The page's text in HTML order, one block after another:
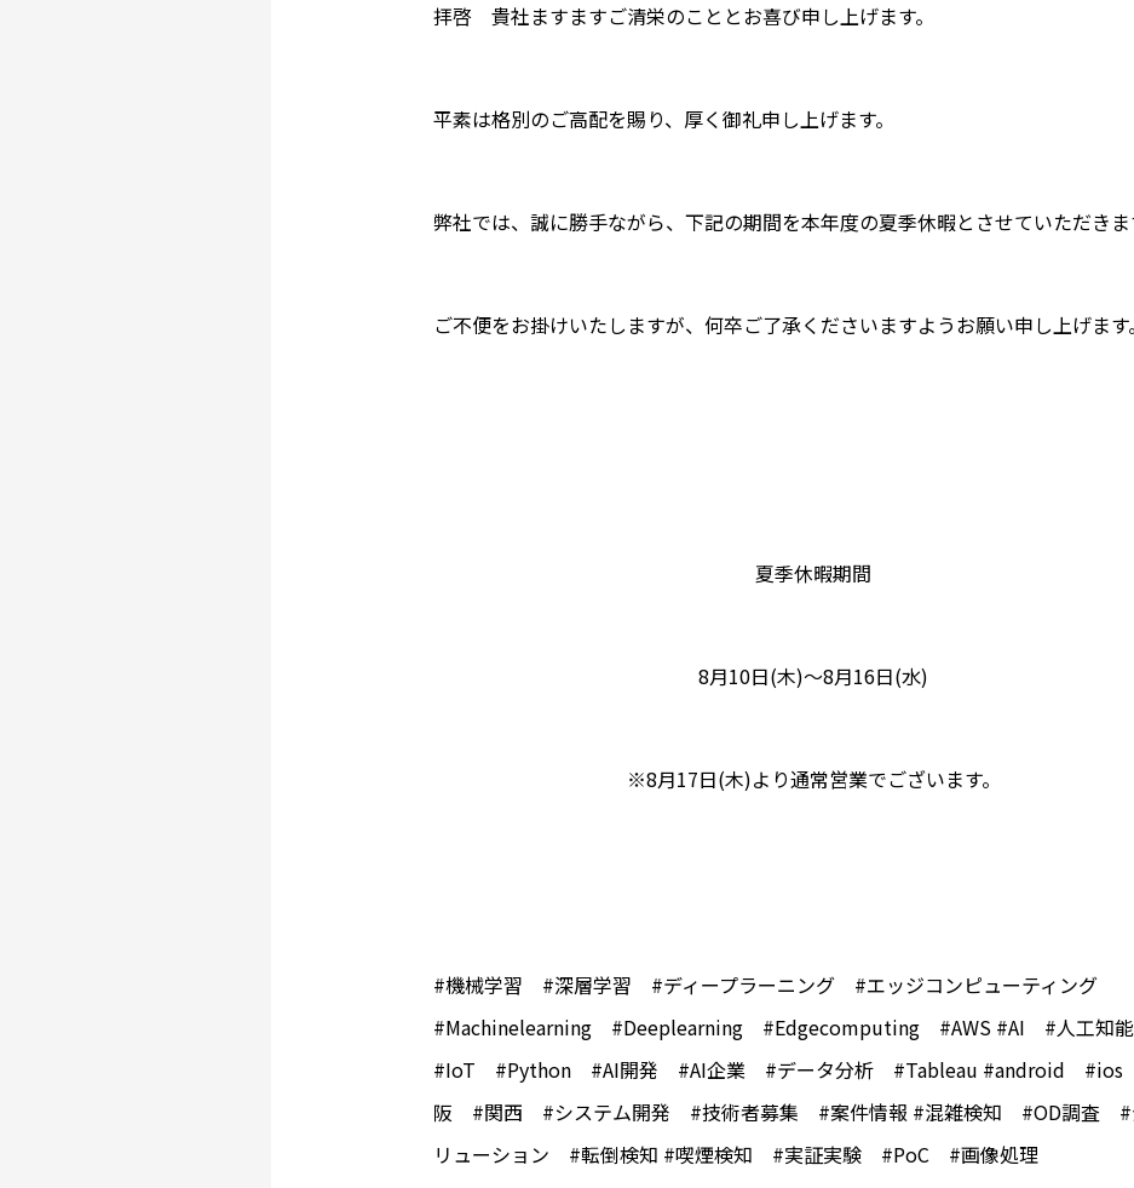
拝啓 貴社ますますご清栄のこととお喜び申し上げます。
平素は格別のご高配を賜り、厚く御礼申し上げます。
弊社では、誠に勝手ながら、下記の期間を本年度の夏季休暇とさせていただきま
ご不便をお掛けいたしますが、何卒ご了承くださいますようお願い申し上げます。
夏季休暇期間
8月10日(木)～8月16日(水)
※8月17日(木)より通常営業でございます。
#機械学習 #深層学習 #ディープラーニング #エッジコンピューティング
#Machinelearning #Deeplearning #Edgecomputing #AWS #AI #人工知
#IoT #Python #AI開発 #AI企業 #データ分析 #Tableau #android
阪 #関西 #システム開発 #技術者募集 #案件情報 #混雑検知 #OD調査 #
リューション #転倒検知 #喫煙検知 #実証実験 #PoC #画像処理